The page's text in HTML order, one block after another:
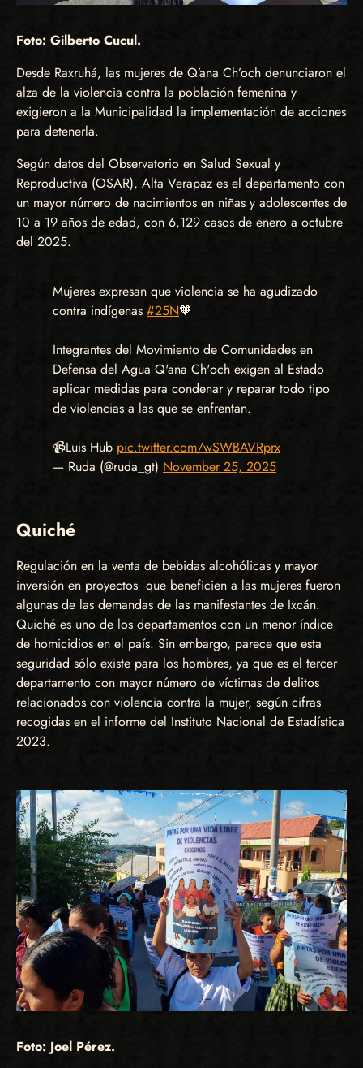
Foto: Gilberto Cucul.
Desde Raxruhá, las mujeres de Q’ana Ch’och denunciaron el
alza de la violencia contra la población femenina y
exigieron a la Municipalidad la implementación de acciones
para detenerla.
Según datos del Observatorio en Salud Sexual y
Reproductiva (OSAR), Alta Verapaz es el departamento con
un mayor número de nacimientos en niñas y adolescentes de
10 a 19 años de edad, con 6,129 casos de enero a octubre
del 2025.
Mujeres expresan que violencia se ha agudizado
contra indígenas #25N🧡
Integrantes del Movimiento de Comunidades en
Defensa del Agua Q'ana Ch'och exigen al Estado
aplicar medidas para condenar y reparar todo tipo
de violencias a las que se enfrentan.
📹Luis Hub pic.twitter.com/wSWBAVRprx
— Ruda (@ruda_gt) November 25, 2025
Quiché
Regulación en la venta de bebidas alcohólicas y mayor
inversión en proyectos que beneficien a las mujeres fueron
algunas de las demandas de las manifestantes de Ixcán.
Quiché es uno de los departamentos con un menor índice
de homicidios en el país. Sin embargo, parece que esta
seguridad sólo existe para los hombres, ya que es el tercer
departamento con mayor número de víctimas de delitos
relacionados con violencia contra la mujer, según cifras
recogidas en el informe del Instituto Nacional de Estadística
2023.
Foto: Joel Pérez.